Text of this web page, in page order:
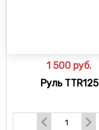
1 500 руб.
Руль TTR125